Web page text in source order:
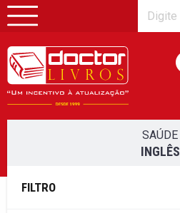
SAÚDE
INGLÊS
FILTRO